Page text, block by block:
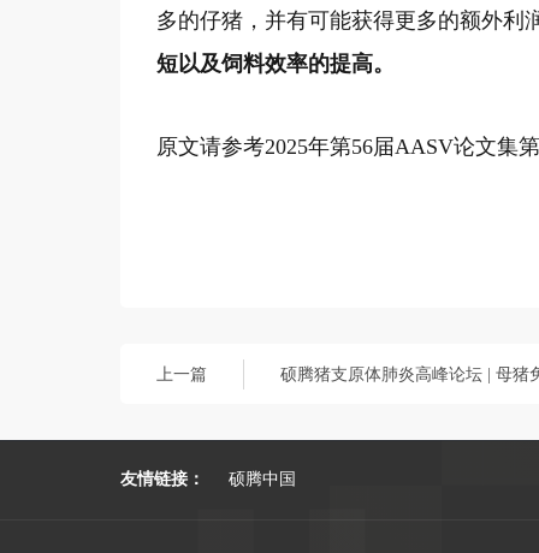
多的仔猪，并有可能获得更多的额外利
短以及饲料效率的提高。
原文请参考2025年第56届AASV论文集
上一篇
友情链接： 硕腾中国